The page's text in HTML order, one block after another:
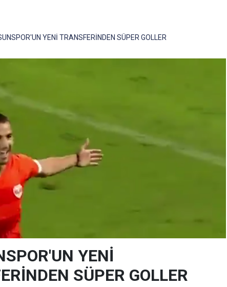
YENİ TRANSFERİNDEN SÜPER GOLLER
YENİ
SÜPER GOLLER